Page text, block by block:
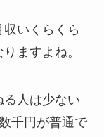
収いくらくら
ますよね。
人は少ない
千円が普通で